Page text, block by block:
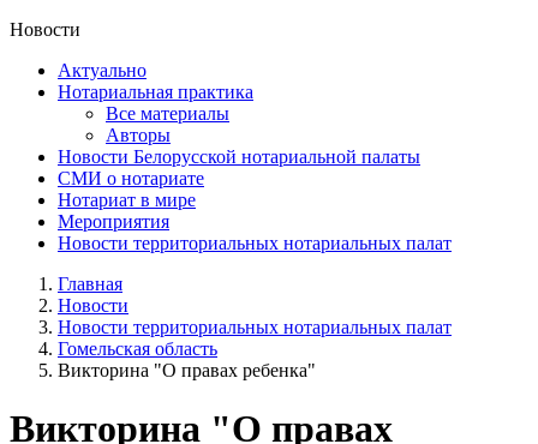
Новости
Актуально
Нотариальная практика
Все материалы
Авторы
Новости Белорусской нотариальной палаты
СМИ о нотариате
Нотариат в мире
Мероприятия
Новости территориальных нотариальных палат
Главная
Новости
Новости территориальных нотариальных палат
Гомельская область
Викторина "О правах ребенка"
Викторина "О правах